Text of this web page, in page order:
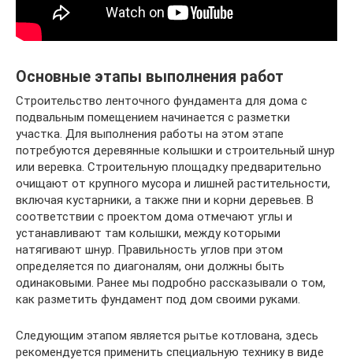
Основные этапы выполнения работ
Строительство ленточного фундамента для дома с
подвальным помещением начинается с разметки
участка. Для выполнения работы на этом этапе
потребуются деревянные колышки и строительный шнур
или веревка. Строительную площадку предварительно
очищают от крупного мусора и лишней растительности,
включая кустарники, а также пни и корни деревьев. В
соответствии с проектом дома отмечают углы и
устанавливают там колышки, между которыми
натягивают шнур. Правильность углов при этом
определяется по диагоналям, они должны быть
одинаковыми. Ранее мы подробно рассказывали о том,
как разметить фундамент под дом своими руками.
Следующим этапом является рытье котлована, здесь
рекомендуется применить специальную технику в виде